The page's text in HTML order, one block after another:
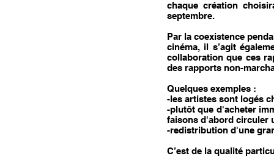
chaque création
septembre.
Par la coexistence
cinéma, il s’agit
collaboration que ces
des rapports non-
Quelques exemples :
-les artistes sont logés
-plutôt que d'acheter
faisons d'abord circuler
-redistribution d'une
C’est de la qualité